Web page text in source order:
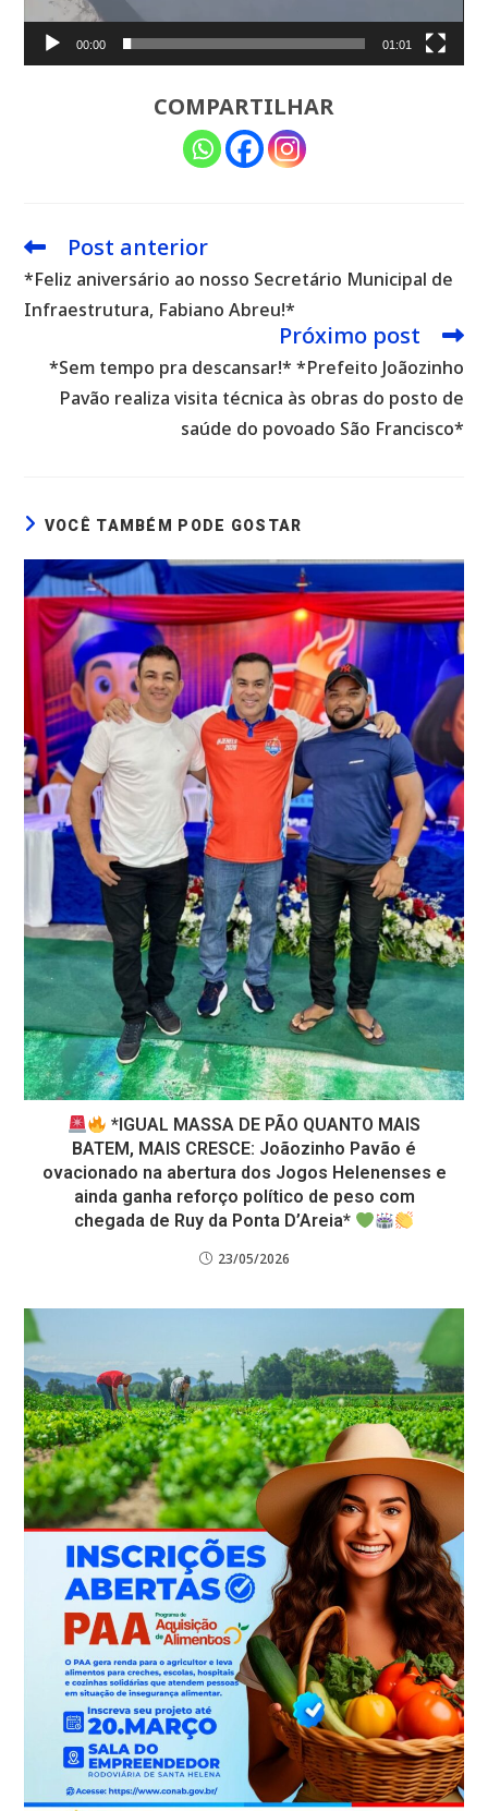
00:00 01:01
COMPARTILHAR
Leia
artigos
Post anterior
*Feliz aniversário ao nosso Secretário Municipal de
Infraestrutura, Fabiano Abreu!*
Próximo post
*Sem tempo pra descansar!* *Prefeito Joãozinho
Pavão realiza visita técnica às obras do posto de
saúde do povoado São Francisco*
VOCÊ TAMBÉM PODE GOSTAR
*IGUAL MASSA DE PÃO QUANTO MAIS
BATEM, MAIS CRESCE: Joãozinho Pavão é
ovacionado na abertura dos Jogos Helenenses e
ainda ganha reforço político de peso com
chegada de Ruy da Ponta D’Areia*
23/05/2026